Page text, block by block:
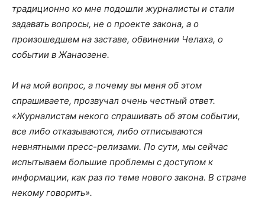
традиционно ко мне подошли журналисты и стали
задавать вопросы, не о проекте закона, а о
произошедшем на заставе, обвинении Челаха, о
событии в Жанаозене.
И на мой вопрос, а почему вы меня об этом
спрашиваете, прозвучал очень честный ответ.
«Журналистам некого спрашивать об этом событии,
все либо отказываются, либо отписываются
невнятными пресс-релизами. По сути, мы сейчас
испытываем большие проблемы с доступом к
информации, как раз по теме нового закона. В стране
некому говорить».